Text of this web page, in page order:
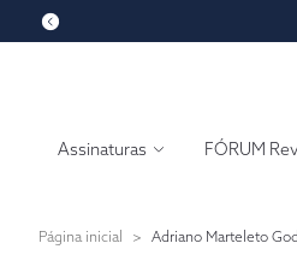
Assinaturas FÓRUM
Página inicial > Adriano Marteleto